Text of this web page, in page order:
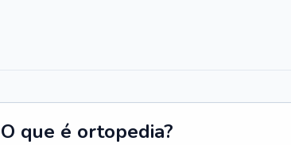
O que é ortopedia?